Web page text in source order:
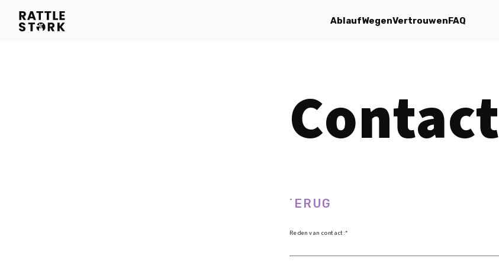
AblaufWegenVertrouwenFAQ
Contact
TERUG
Reden van contact: